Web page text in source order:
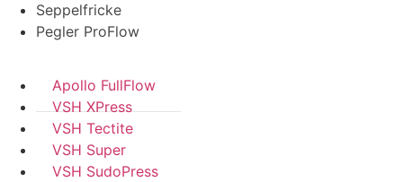
Seppelfricke
Pegler ProFlow
Apollo FullFlow
VSH XPress
VSH Tectite
VSH Super
VSH SudoPress